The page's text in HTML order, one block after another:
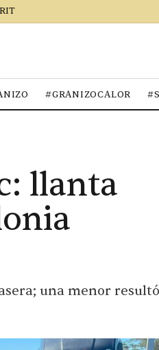
#GRANIZOCALOR
llanta
una menor